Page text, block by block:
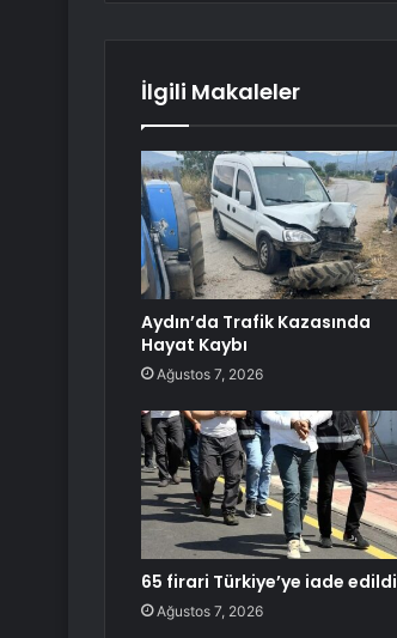
İlgili Makaleler
Aydın’da Trafik Kazasında
Hayat Kaybı
Ağustos 7, 2026
65 firari Türkiye’ye iade edildi
Ağustos 7, 2026